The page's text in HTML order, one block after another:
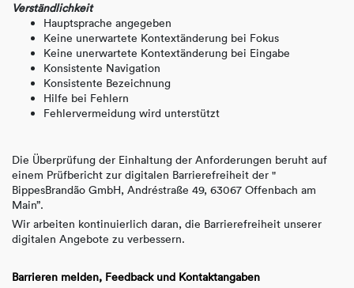
Verständlichkeit
Hauptsprache angegeben
Keine unerwartete Kontextänderung bei Fokus
Keine unerwartete Kontextänderung bei Eingabe
Konsistente Navigation
Konsistente Bezeichnung
Hilfe bei Fehlern
Fehlervermeidung wird unterstützt
Die Überprüfung der Einhaltung der Anforderungen beruht auf
einem Prüfbericht zur digitalen Barrierefreiheit der "
BippesBrandão GmbH, Andréstraße 49, 63067 Offenbach am
Main”.
Wir arbeiten kontinuierlich daran, die Barrierefreiheit unserer
digitalen Angebote zu verbessern.
Barrieren melden, Feedback und Kontaktangaben